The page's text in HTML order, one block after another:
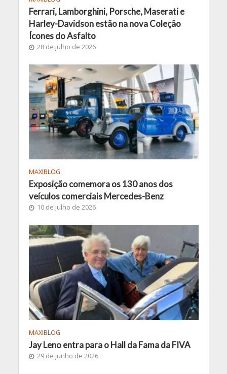
Ferrari, Lamborghini, Porsche, Maserati e
Harley-Davidson estão na nova Coleção
Ícones do Asfalto
28 de julho de 2026
MAXIBLOG
Exposição comemora os 130 anos dos
veículos comerciais Mercedes-Benz
10 de julho de 2026
MAXIBLOG
Jay Leno entra para o Hall da Fama da FIVA
29 de junho de 2026